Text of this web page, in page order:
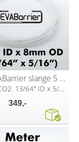
12m EVABarrier slange 5 mm ID x 8 mm OD
for øl og CO2. 13/64" ID x 5/16" OD
349,-